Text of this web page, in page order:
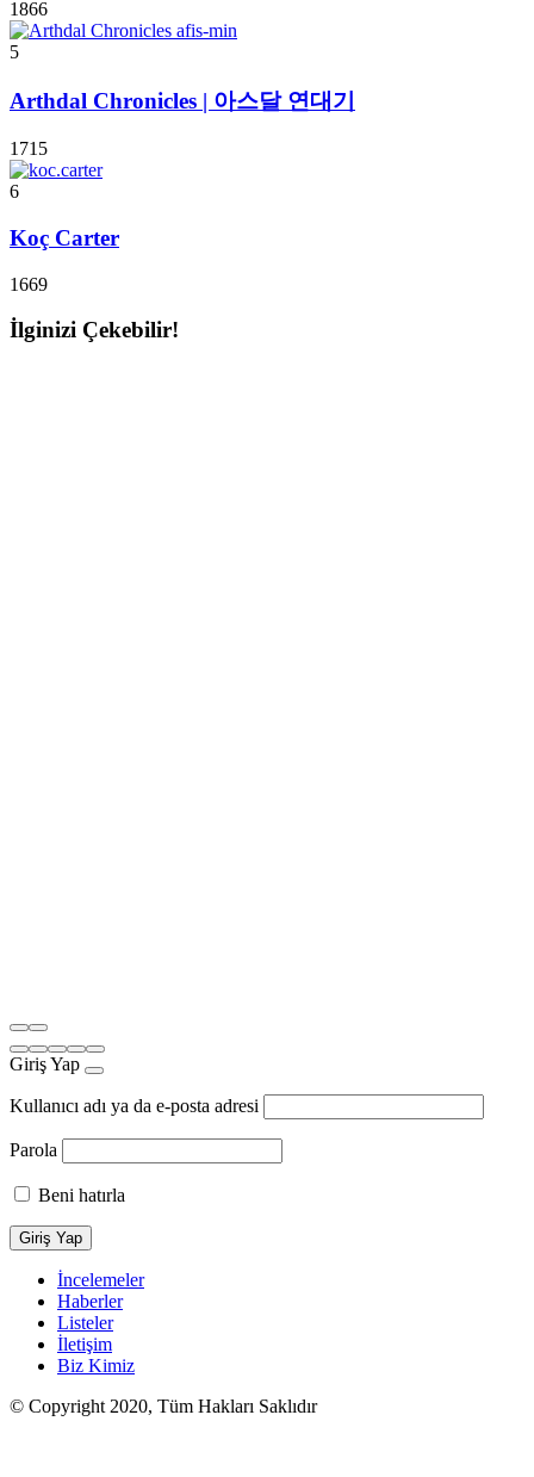
1866
5
Arthdal Chronicles | 아스달 연대기
1715
6
Koç Carter
1669
İlginizi Çekebilir!
Giriş Yap
Kullanıcı adı ya da e-posta adresi
Parola
Beni hatırla
İncelemeler
Haberler
Listeler
İletişim
Biz Kimiz
© Copyright 2020, Tüm Hakları Saklıdır